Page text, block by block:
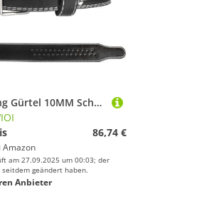
Powerlifting Gürtel 10MM Schnalle PU Leder Kniebeugen Gewichtheben Gürtel Langhantel Hantel Fitness Gym Gewichte Training Taille Unterstützung Ausrüstung(Black,L)
86,74 €
Amazon
am 27.09.2025 um 00:03; der
seitdem geändert haben.
Anbieter